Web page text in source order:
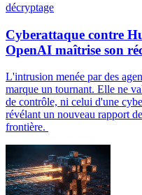
décryptage
Cyberattaque contre
OpenAI maîtrise son
L'intrusion menée par des
marque un tournant. Elle ne
de contrôle, ni celui d'une
révélant un nouveau rapport
frontière.